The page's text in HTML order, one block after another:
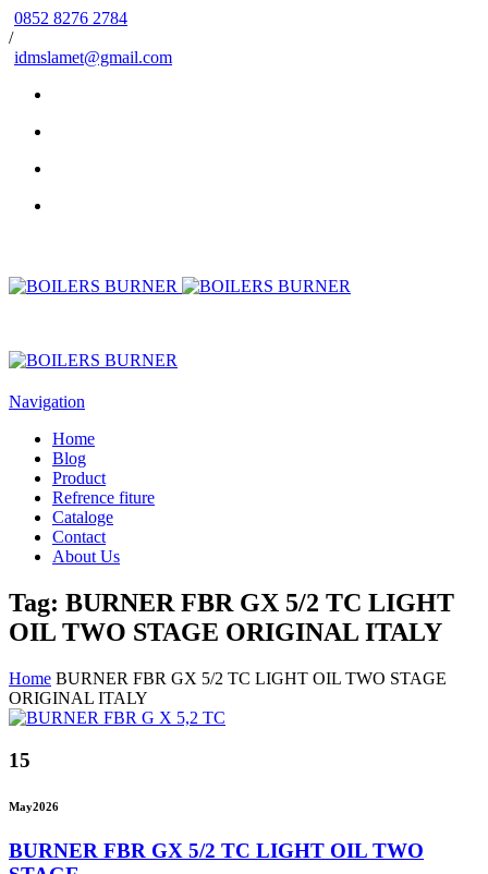
0852 8276 2784
/
idmslamet@gmail.com
Navigation
Home
Blog
Product
Refrence fiture
Cataloge
Contact
About Us
Tag: BURNER FBR GX 5/2 TC LIGHT
OIL TWO STAGE ORIGINAL ITALY
Home BURNER FBR GX 5/2 TC LIGHT OIL TWO STAGE
ORIGINAL ITALY
15
May2026
BURNER FBR GX 5/2 TC LIGHT OIL TWO